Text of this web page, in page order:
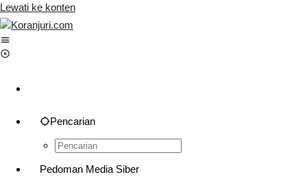
Lewati ke konten
Pencarian
Pedoman Media Siber